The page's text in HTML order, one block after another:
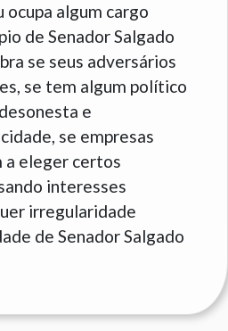
algum cargo
de Senador Salgado
se seus adversários
se tem algum político
e
se empresas
a eleger certos
interesses
irregularidade
de Senador Salgado